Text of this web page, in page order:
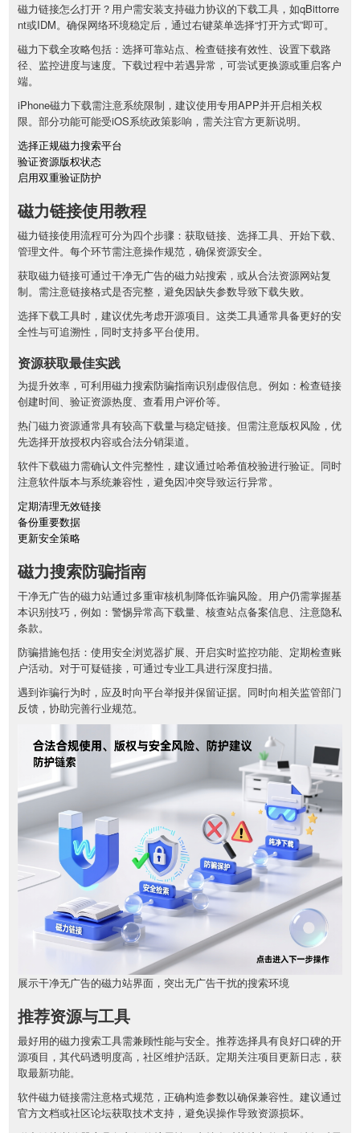
磁力链接怎么打开？用户需安装支持磁力协议的下载工具，如qBittorre
nt或IDM。确保网络环境稳定后，通过右键菜单选择“打开方式”即可。
磁力下载全攻略包括：选择可靠站点、检查链接有效性、设置下载路
径、监控进度与速度。下载过程中若遇异常，可尝试更换源或重启客户
端。
iPhone磁力下载需注意系统限制，建议使用专用APP并开启相关权
限。部分功能可能受iOS系统政策影响，需关注官方更新说明。
选择正规磁力搜索平台
验证资源版权状态
启用双重验证防护
磁力链接使用教程
磁力链接使用流程可分为四个步骤：获取链接、选择工具、开始下载、
管理文件。每个环节需注意操作规范，确保资源安全。
获取磁力链接可通过干净无广告的磁力站搜索，或从合法资源网站复
制。需注意链接格式是否完整，避免因缺失参数导致下载失败。
选择下载工具时，建议优先考虑开源项目。这类工具通常具备更好的安
全性与可追溯性，同时支持多平台使用。
资源获取最佳实践
为提升效率，可利用磁力搜索防骗指南识别虚假信息。例如：检查链接
创建时间、验证资源热度、查看用户评价等。
热门磁力资源通常具有较高下载量与稳定链接。但需注意版权风险，优
先选择开放授权内容或合法分销渠道。
软件下载磁力需确认文件完整性，建议通过哈希值校验进行验证。同时
注意软件版本与系统兼容性，避免因冲突导致运行异常。
定期清理无效链接
备份重要数据
更新安全策略
磁力搜索防骗指南
干净无广告的磁力站通过多重审核机制降低诈骗风险。用户仍需掌握基
本识别技巧，例如：警惕异常高下载量、核查站点备案信息、注意隐私
条款。
防骗措施包括：使用安全浏览器扩展、开启实时监控功能、定期检查账
户活动。对于可疑链接，可通过专业工具进行深度扫描。
遇到诈骗行为时，应及时向平台举报并保留证据。同时向相关监管部门
反馈，协助完善行业规范。
展示干净无广告的磁力站界面，突出无广告干扰的搜索环境
推荐资源与工具
最好用的磁力搜索工具需兼顾性能与安全。推荐选择具有良好口碑的开
源项目，其代码透明度高，社区维护活跃。定期关注项目更新日志，获
取最新功能。
软件磁力链接需注意格式规范，正确构造参数以确保兼容性。建议通过
官方文档或社区论坛获取技术支持，避免误操作导致资源损坏。